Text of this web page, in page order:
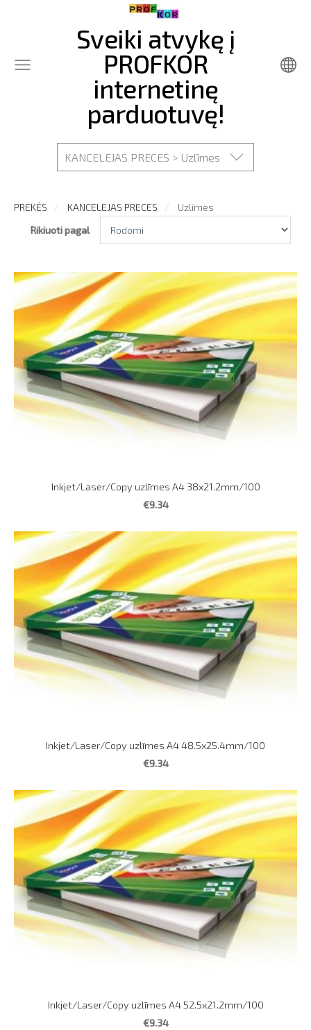
Sveiki atvykę į
PROFKOR
internetinę
parduotuvę!
KANCELEJAS PRECES > Uzlīmes
PREKĖS KANCELEJAS PRECES
Uzlīmes
Rikiuoti pagal
Inkjet/Laser/Copy uzlīmes A4 38x21.2mm/100
€9.34
Inkjet/Laser/Copy uzlīmes A4 48.5x25.4mm/100
€9.34
Inkjet/Laser/Copy uzlīmes A4 52.5x21.2mm/100
€9.34